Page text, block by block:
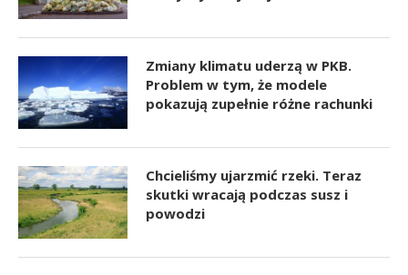
Zmiany klimatu uderzą w PKB.
Problem w tym, że modele
pokazują zupełnie różne rachunki
Chcieliśmy ujarzmić rzeki. Teraz
skutki wracają podczas susz i
powodzi